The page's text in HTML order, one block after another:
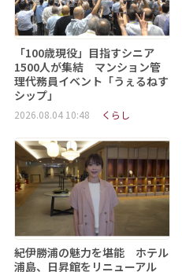
「100歳現役」目指すシニア
1500人が集結 マンション管
理代務員イベント「うぇるねす
シップ」
2026.08.04 10:48 くらし
紀伊勝浦の魅力を堪能 ホテル
浦島、日昇館をリニューアル